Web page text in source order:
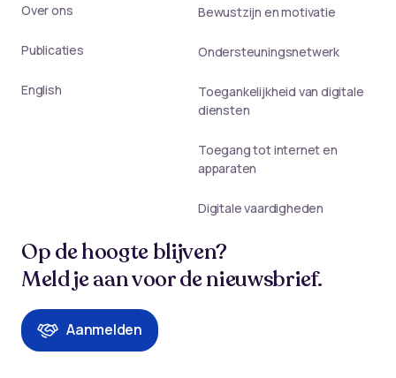
Over ons
Publicaties
English
Bewustzijn en motivatie
Ondersteuningsnetwerk
Toegankelijkheid van digitale
diensten
Toegang tot internet en
apparaten
Digitale vaardigheden
Op de hoogte blijven?
Meld je aan voor de nieuwsbrief.
Aanmelden